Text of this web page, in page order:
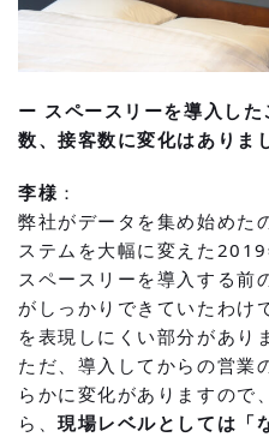
ー スペースリーを導入し
数、接客数に変化はありま
李様 ：
弊社がデータを集め始めた
ステムを大幅に変えた2019
スペースリーを導入する前
がしっかりできていたわけ
を表現しにくい部分があり
ただ、導入してからの営業
らかに変化がありますので
ら、現場レベルとしては「